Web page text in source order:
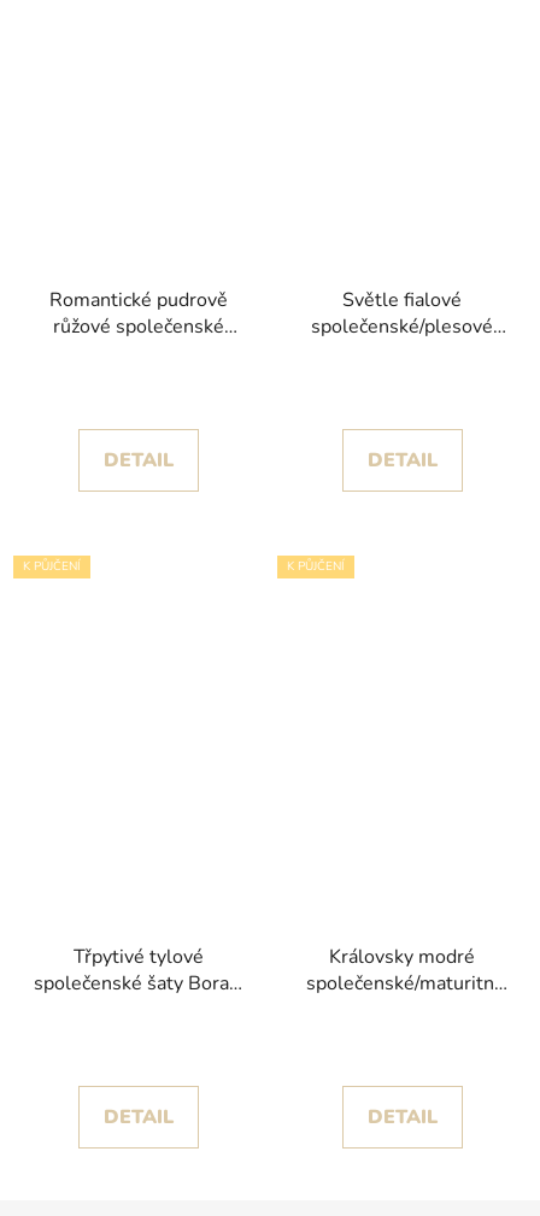
Romantické pudrově
růžové společenské
DETAIL
Světle fialové
společenské/plesové
DETAIL
K PŮJČENÍ
Třpytivé tylové
společenské šaty Bora s
DETAIL
K PŮJČENÍ
Královsky modré
společenské/maturitní
DETAIL